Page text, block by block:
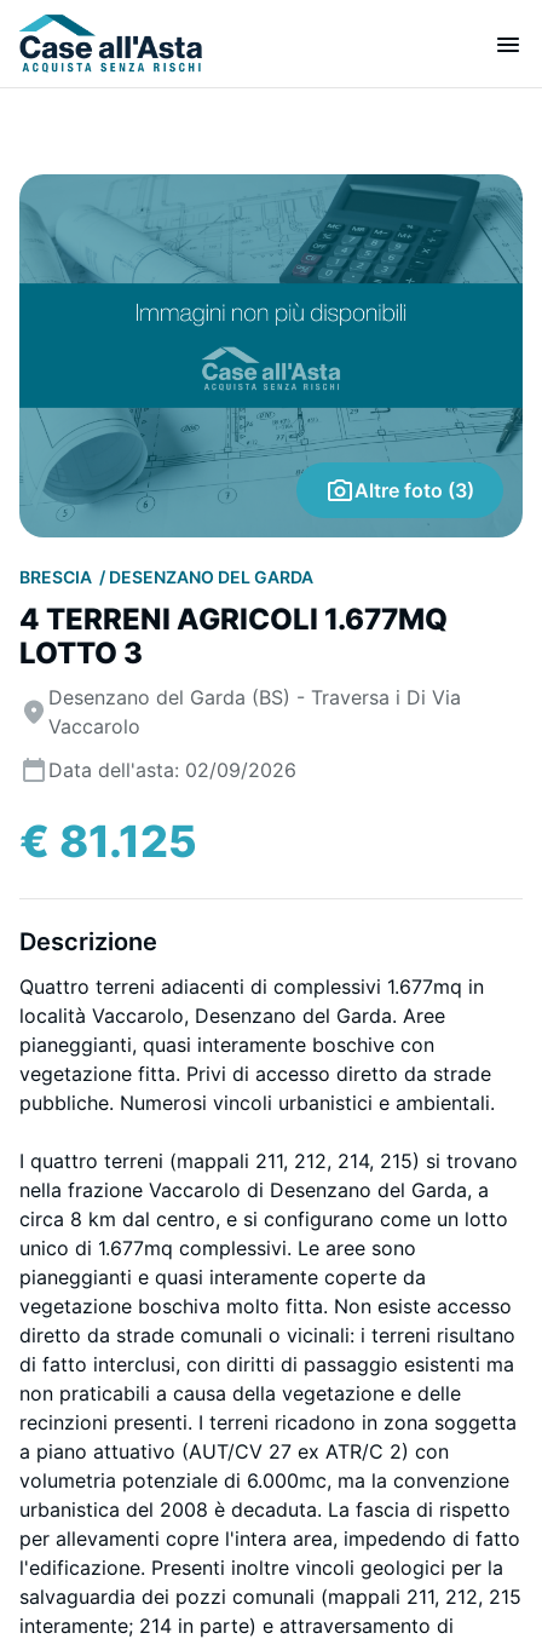
Altre foto (3)
BRESCIA DESENZANO DEL GARDA
4 TERRENI AGRICOLI 1.677MQ
LOTTO 3
Desenzano del Garda (BS) - Traversa i Di Via
Vaccarolo
Data dell'asta: 02/09/2026
€ 81.125
Descrizione
Quattro terreni adiacenti di complessivi 1.677mq in
località Vaccarolo, Desenzano del Garda. Aree
pianeggianti, quasi interamente boschive con
vegetazione fitta. Privi di accesso diretto da strade
pubbliche. Numerosi vincoli urbanistici e ambientali.
I quattro terreni (mappali 211, 212, 214, 215) si trovano
nella frazione Vaccarolo di Desenzano del Garda, a
circa 8 km dal centro, e si configurano come un lotto
unico di 1.677mq complessivi. Le aree sono
pianeggianti e quasi interamente coperte da
vegetazione boschiva molto fitta. Non esiste accesso
diretto da strade comunali o vicinali: i terreni risultano
di fatto interclusi, con diritti di passaggio esistenti ma
non praticabili a causa della vegetazione e delle
recinzioni presenti. I terreni ricadono in zona soggetta
a piano attuativo (AUT/CV 27 ex ATR/C 2) con
volumetria potenziale di 6.000mc, ma la convenzione
urbanistica del 2008 è decaduta. La fascia di rispetto
per allevamenti copre l'intera area, impedendo di fatto
l'edificazione. Presenti inoltre vincoli geologici per la
salvaguardia dei pozzi comunali (mappali 211, 212, 215
interamente; 214 in parte) e attraversamento di